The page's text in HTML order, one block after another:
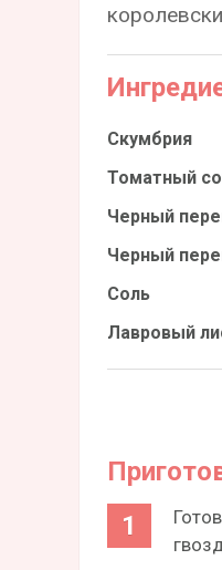
Скумбрия
Томатный
Черный
Черный
Соль
Лавровый